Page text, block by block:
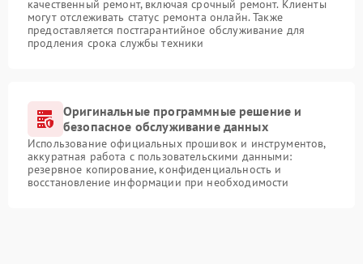
качественный ремонт, включая срочный ремонт. Клиенты
могут отслеживать статус ремонта онлайн. Также
предоставляется постгарантийное обслуживание для
продления срока службы техники
Оригинальные программные решение и
безопасное обслуживание данных
Использование официальных прошивок и инструментов,
аккуратная работа с пользовательскими данными:
резервное копирование, конфиденциальность и
восстановление информации при необходимости